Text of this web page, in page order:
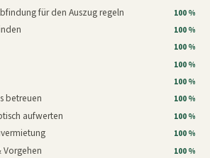
für den Auszug regeln 100 %
100 %
100 %
100 %
100 %
betreuen 100 %
aufwerten 100 %
100 %
Vorgehen 100 %